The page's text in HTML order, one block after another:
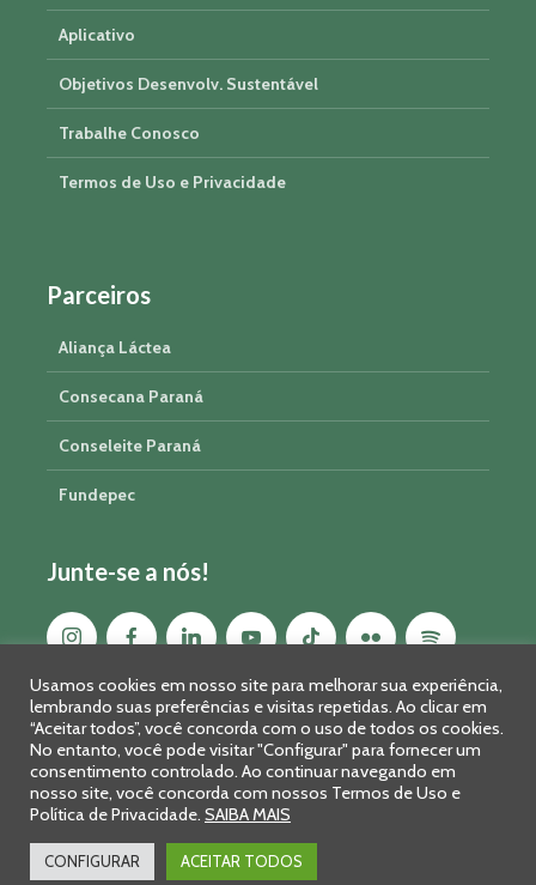
Aplicativo
Objetivos Desenvolv. Sustentável
Trabalhe Conosco
Termos de Uso e Privacidade
Parceiros
Aliança Láctea
Consecana Paraná
Conseleite Paraná
Fundepec
Junte-se a nós!
Sistema FAEP/SENAR-PR © 2026 · R. Marechal Deodoro, 450, 14º
0401 - Fax: 41 3323-2124
Usamos cookies em nosso site para melhorar sua experiência,
lembrando suas preferências e visitas repetidas. Ao clicar em
“Aceitar todos”, você concorda com o uso de todos os cookies.
No entanto, você pode visitar "Configurar" para fornecer um
consentimento controlado. Ao continuar navegando em
nosso site, você concorda com nossos Termos de Uso e
Política de Privacidade. SAIBA MAIS
CONFIGURAR ACEITAR TODOS